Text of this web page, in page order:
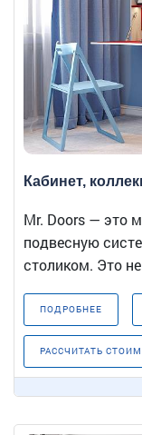
Кабинет,
Mr. Doors — это
подвесную
столиком. Это
ПОДРОБНЕЕ
РАССЧИТАТЬ